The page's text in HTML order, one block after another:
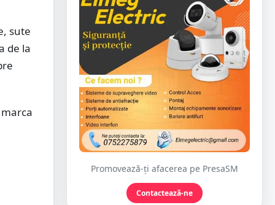
sute
de la
Promovează-ți afacerea pe PresaSM
Contactează-ne